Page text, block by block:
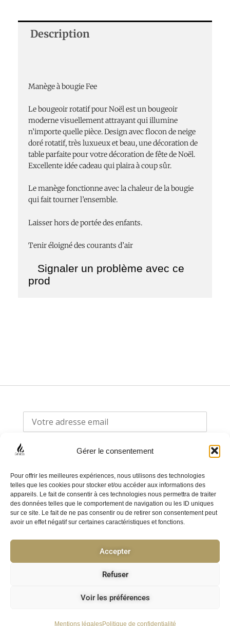
Gérer le consentement
Pour offrir les meilleures expériences, nous utilisons des technologies
telles que les cookies pour stocker et/ou accéder aux informations des
appareils. Le fait de consentir à ces technologies nous permettra de traiter
des données telles que le comportement de navigation ou les ID uniques
sur ce site. Le fait de ne pas consentir ou de retirer son consentement peut
avoir un effet négatif sur certaines caractéristiques et fonctions.
Accepter
Refuser
Voir les préférences
Mentions légalesPolitique de confidentialité
Description
Manège à bougie Fee
Le bougeoir rotatif pour Noël est un bougeoir
moderne visuellement attrayant qui illumine
n’importe quelle pièce. Design avec flocon de neige
doré rotatif, très luxueux et beau, une décoration de
table parfaite pour votre décoration de fête de Noël.
Excellente idée cadeau qui plaira à coup sûr.
Le manège fonctionne avec la chaleur de la bougie
qui fait tourner l’ensemble.
Laisser hors de portée des enfants.
Tenir éloigné des courants d’air
Signaler un problème avec ce
prod
Politique de confidentialité
CGV
F
a
e
b
o
o
k
f
I
n
t
a
a